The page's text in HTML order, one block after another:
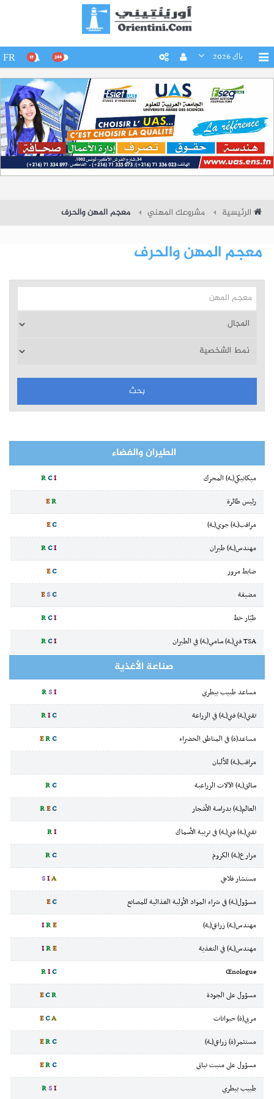
باك 2026 266
15
FR
الرئيسية مشروعك المهني معجم المهن والحرف
معجم المهن والحرف
الطيران والفضاء
ميكانيكي(ـة) المحرك RCI
رئيس طائرة
ER
مراقب(ـة) جوي(ـة)
EC
مهندس(ـة) طيران
RCI
ضابط مرور
EC
مضيفة
ESC
طيّار خط
RCI
RCI
صناعة الأغذية
مساعد طبيب بيطري RSI
تقني(ـة) فني(ـة) في الزراعة
RIC
مساعد(ة) في المناطق الخضراء
ERC
مراقب(ـة) للألبان
سائق(ـة) الآلات الزراعية
RC
العالم(ـة) بدراسة الأشجار
REC
تقني(ـة) فني(ـة) في تربية الأسماك
RI
مزارع(ـة) الكروم
RC
مستشار فلاحي
SIA
مسؤول(ـة) في شراء المواد الأولية الغذائية للمصانع
EC
مهندس(ـة) زراعي(ـة)
IRE
مهندس(ـة) في التغذية
IRE
RIC
مسؤول على الجودة
ECR
مربي(ة) حيوانات
ECA
مستثمر(ة) زراعي(ـة)
ERC
مسؤول على منبت نباتي
ERC
طبيب بيطري
RSI